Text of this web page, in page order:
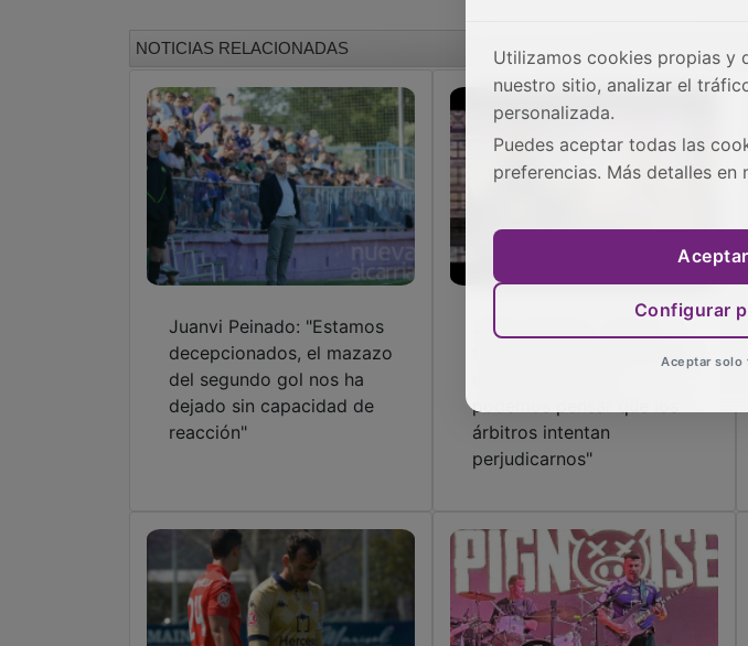
NOTICIAS RELACIONADAS
Juanvi Peinado: "Estamos
decepcionados, el mazazo
del segundo gol nos ha
dejado sin capacidad de
reacción"
Salifo Mendes: “Hemos
tenido muchas decisiones
podemos pensar que los
árbitros intentan
perjudicarnos"
Utilizamos cookies propias y
nuestro sitio, analizar el
personalizada.
Puedes aceptar todas las
preferencias. Más detalles en
Configurar
Aceptar solo